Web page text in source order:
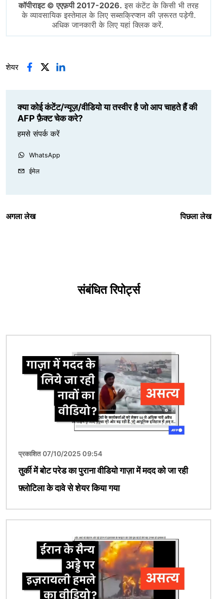
कॉपीराइट © एएफ़पी 2017-2026. इस कंटेंट के किसी भी तरह
के व्यावसायिक इस्तेमाल के लिए सब्सक्रिप्शन की ज़रूरत पड़ेगी.
अधिक जानकारी के लिए यहां क्लिक करें.
शेयर
क्या कोई कंटेंट/न्यूज़/वीडियो या तस्वीर है जो आप चाहते हैं की
AFP फ़ैक्ट चेक करे?
हमसे संपर्क करें
WhatsApp
ईमेल
अगला लेख पिछला लेख
संबंधित रिपोर्ट्स
प्रकाशित 07/10/2025 09:54
तुर्की में बोट परेड का पुराना वीडियो गाज़ा में मदद को जा रही
फ़्लोटिला के दावे से शेयर किया गया